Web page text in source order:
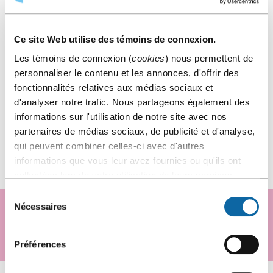
Ce site Web utilise des témoins de connexion.
Les témoins de connexion (cookies) nous permettent de
personnaliser le contenu et les annonces, d'offrir des
fonctionnalités relatives aux médias sociaux et
d'analyser notre trafic. Nous partageons également des
informations sur l'utilisation de notre site avec nos
partenaires de médias sociaux, de publicité et d'analyse,
qui peuvent combiner celles-ci avec d'autres
informations que vous leur avez fournies ou qu'ils ont
Nécessaires
Préférences
VOUS PLANIFIEZ UN ÉVÉNEMENT?